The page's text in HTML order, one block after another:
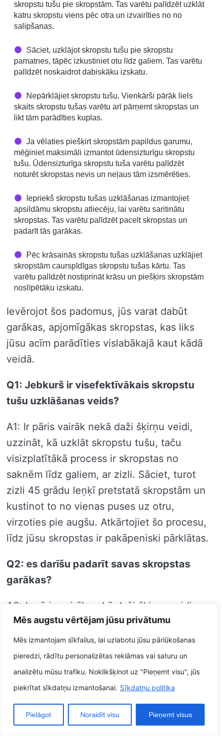
Mēs augstu vērtējam jūsu privātumu
Mēs izmantojam sīkfailus, lai uzlabotu jūsu pārlūkošanas
pieredzi, rādītu personalizētas reklāmas vai saturu un
analizētu mūsu trafiku. Noklikšķinot uz "Pieņemt visu", jūs
piekrītat sīkdatņu izmantošanai. Sīkdatņu politika
Pielāgot Noraidīt visu Pieņemt visus
skropstu tušu pie skropstām. Tas varētu palīdzēt uzklāt
katru skropstu viens pēc otra un izvairīties no no
salipšanas.
Sāciet, uzklājot skropstu tušu pie skropstu
pamatnes, tāpēc izkustiniet otu līdz galiem. Tas varētu
palīdzēt noskaidrot dabiskāku izskatu.
Nepārklājiet skropstu tušu. Vienkārši pārāk liels
skaits skropstu tušas varētu arī pārņemt skropstas un
likt tām parādīties kuplas.
Ja vēlaties piešķirt skropstām papildus garumu,
mēģiniet maksimāli izmantot ūdensizturīgu skropstu
tušu. Ūdensizturīga skropstu tuša varētu palīdzēt
noturēt skropstas nevis un neļaus tām izsmērēties.
Iepriekš skropstu tušas uzklāšanas izmantojiet
apsildāmu skropstu atliecēju, lai varētu saritinātu
skropstas. Tas varētu palīdzēt pacelt skropstas un
padarīt tās garākas.
Pēc krāsainās skropstu tušas uzklāšanas uzklājiet
skropstām caurspīdīgas skropstu tušas kārtu. Tas
varētu palīdzēt nostiprināt krāsu un piešķirs skropstām
noslīpētāku izskatu.
Ievērojot šos padomus, jūs varat dabūt
garākas, apjomīgākas skropstas, kas liks
jūsu acīm parādīties vislabākajā kaut kādā
veidā.
Q1: Jebkurš ir visefektīvākais skropstu
tušu uzklāšanas veids?
A1: Ir pāris vairāk nekā daži šķirņu veidi,
uzzināt, kā uzklāt skropstu tušu, taču
visizplatītākā process ir skropstas no
saknēm līdz galiem, ar zizli. Sāciet, turot
zizli 45 grādu leņķī pretstatā skropstām un
kustinot to no vienas puses uz otru,
virzoties pie augšu. Atkārtojiet šo procesu,
līdz jūsu skropstas ir pakāpeniski pārklātas.
Q2: es darīšu padarīt savas skropstas
garākas?
A2: Ir pāris vairāk nekā daži šķirņu veidi,
uzzināt, kā padarīt skropstas garākas, taču
daži no vienkāršākajiem veidiem ir maksimāli
izmantot apjomu palielinošu skropstu tušu.
Apjomu palielinošām skropstu tušām
vairumā gadījumu ir biezāki, pilnīgāki sariņi,
kas palīdz radīt garāku skropstu ilūziju.
Iepriekš skropstu tušas uzklāšanas varat